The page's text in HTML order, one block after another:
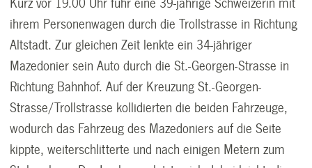
Kurz vor 19.00 Uhr fuhr eine 39-jährige Schweizerin mit
ihrem Personenwagen durch die Trollstrasse in Richtung
Altstadt. Zur gleichen Zeit lenkte ein 34-jähriger
Mazedonier sein Auto durch die St.-Georgen-Strasse in
Richtung Bahnhof. Auf der Kreuzung St.-Georgen-
Strasse/Trollstrasse kollidierten die beiden Fahrzeuge,
wodurch das Fahrzeug des Mazedoniers auf die Seite
kippte, weiterschlitterte und nach einigen Metern zum